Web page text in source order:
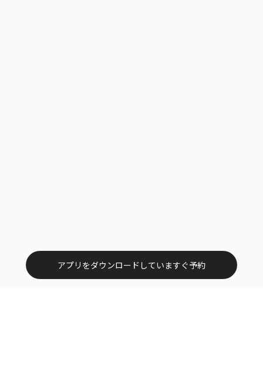
アプリをダウンロードしていますぐ予約